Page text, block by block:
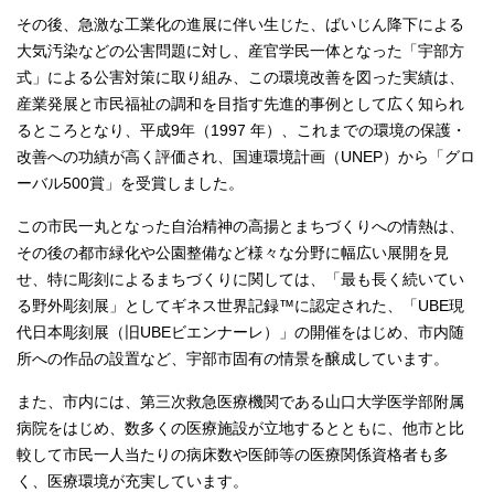
その後、急激な工業化の進展に伴い生じた、ばいじん降下による
大気汚染などの公害問題に対し、産官学民一体となった「宇部方
式」による公害対策に取り組み、この環境改善を図った実績は、
産業発展と市民福祉の調和を目指す先進的事例として広く知られ
るところとなり、平成9年（1997 年）、これまでの環境の保護・
改善への功績が高く評価され、国連環境計画（UNEP）から「グロ
ーバル500賞」を受賞しました。
この市民一丸となった自治精神の高揚とまちづくりへの情熱は、
その後の都市緑化や公園整備など様々な分野に幅広い展開を見
せ、特に彫刻によるまちづくりに関しては、「最も長く続いてい
る野外彫刻展」としてギネス世界記録™に認定された、「UBE現
代日本彫刻展（旧UBEビエンナーレ）」の開催をはじめ、市内随
所への作品の設置など、宇部市固有の情景を醸成しています。
また、市内には、第三次救急医療機関である山口大学医学部附属
病院をはじめ、数多くの医療施設が立地するとともに、他市と比
較して市民一人当たりの病床数や医師等の医療関係資格者も多
く、医療環境が充実しています。